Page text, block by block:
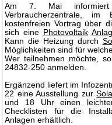
Am 7. Mai informiert
Verbraucherzentrale,
kostenfreien Vortrag über
sich eine Photovoltaik
Kann die Heizung durch
Möglichkeiten sind für
Wer teilnehmen möchte,
24832-250 anmelden.
Ergänzend liefert im
22 eine Ausstellung zur
und 18 Uhr einen
Checklisten für die
Anlagen erhältlich.